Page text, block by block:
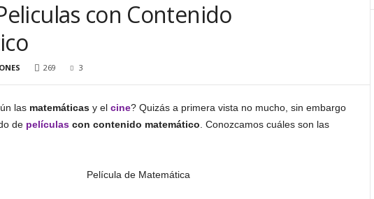
con Contenido
269 3
las matemáticasy el cine? Quizás a primera vista no mucho, sin embargo
de películascon contenido matemático . Conozcamos cuáles son las